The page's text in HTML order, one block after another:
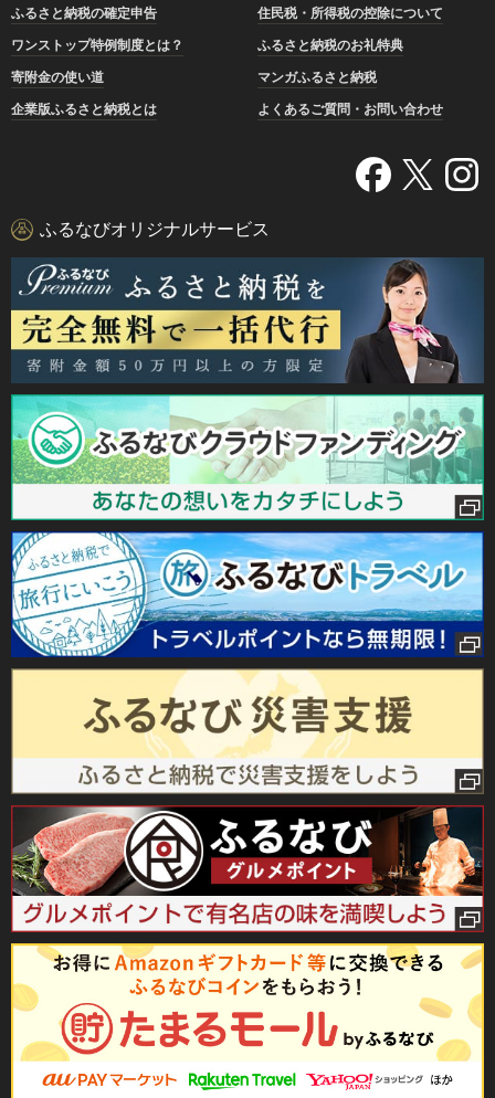
ふるさと納税の確定申告
住民税・所得税の控除について
ワンストップ特例制度とは？
ふるさと納税のお礼特典
寄附金の使い道
マンガふるさと納税
企業版ふるさと納税とは
よくあるご質問・お問い合わせ
ふるなびオリジナルサービス